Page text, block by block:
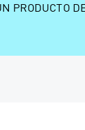
PRODUCTO